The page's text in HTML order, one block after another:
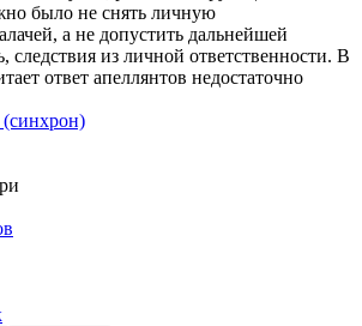
было не снять личную
а не допустить дальнейшей
следствия из личной ответственности. В
ответ апеллянтов недостаточно